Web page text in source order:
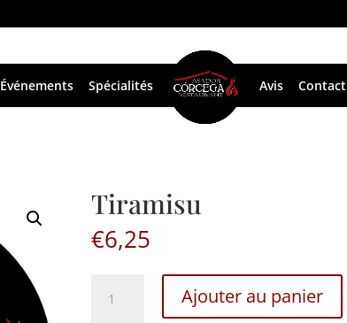
Événements Spécialités Avis Contact
Tiramisu
€6,25
quantité
Ajouter au panier